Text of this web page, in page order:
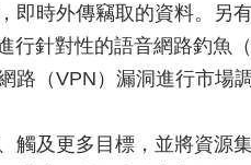
即時外傳竊取的資料。另
行針對性的語音網路釣魚
路（VPN）漏洞進行市場
觸及更多目標，並將資源